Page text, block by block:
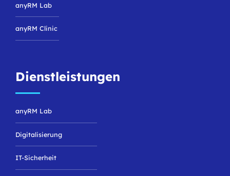
anyRM Lab
anyRM Clinic
Dienstleistungen
anyRM Lab
Digitalisierung
IT-Sicherheit